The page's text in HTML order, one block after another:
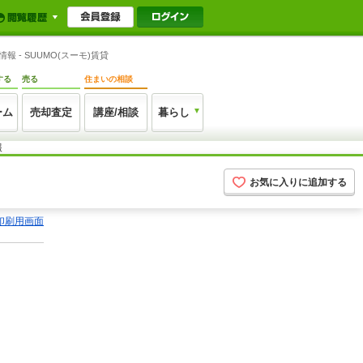
報 - SUUMO(スーモ)賃貸
る
ム
売る
売却査定
住まいの相談
講座/相談 暮らし
お気に入りに追加する
刷用画面